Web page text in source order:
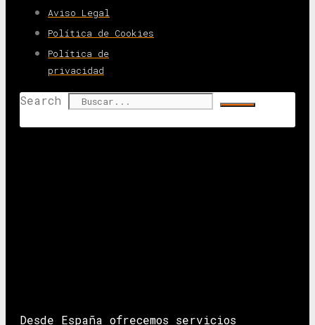
Aviso Legal
Política de Cookies
Política de
privacidad
Search
Desde España ofrecemos servicios